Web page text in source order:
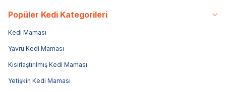
Popüler Kedi Kategorileri
Kedi Maması
Yavru Kedi Maması
Kısırlaştırılmış Kedi Maması
Yetişkin Kedi Maması